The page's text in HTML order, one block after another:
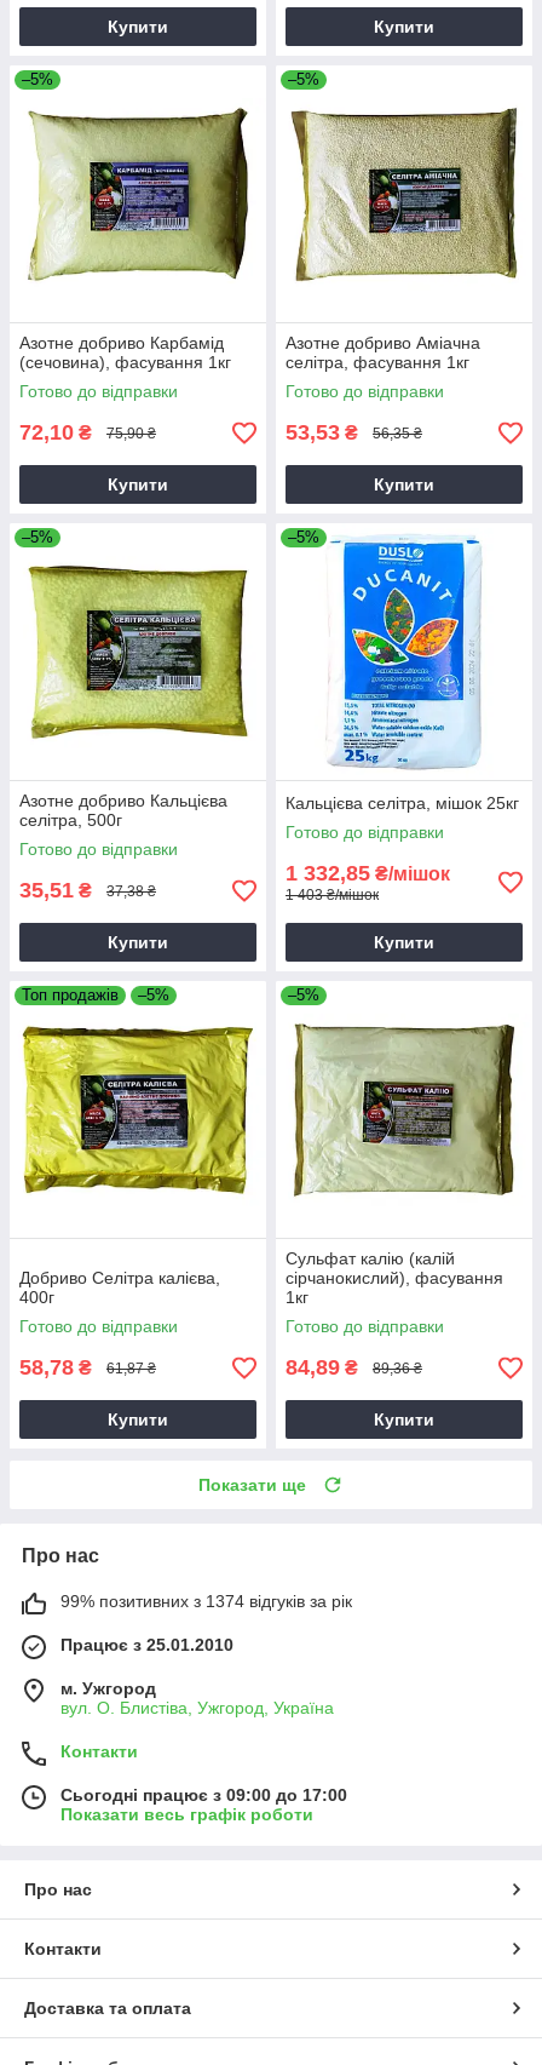
Купити Купити
–5%
Азотне добриво Карбамід
(сечовина), фасування 1кг
Готово до відправки
72,10 ₴ 75,90 ₴
Купити
–5%
Азотне добриво Аміачна
селітра, фасування 1кг
Готово до відправки
53,53 ₴ 56,35 ₴
Купити
–5%
Азотне добриво Кальцієва
селітра, 500г
Готово до відправки
35,51 ₴ 37,38 ₴
Купити
–5%
Кальцієва селітра, мішок 25кг
Готово до відправки
1 332,85 ₴/мішок
1 403 ₴/мішок
Купити
Топ продажів –5%
Добриво Селітра калієва,
400г
Готово до відправки
58,78 ₴ 61,87 ₴
Купити
–5%
Сульфат калію (калій
сірчанокислий), фасування
1кг
Готово до відправки
84,89 ₴ 89,36 ₴
Купити
Показати ще
Про нас
99% позитивних з 1374 відгуків за рік
Працює з 25.01.2010
м. Ужгород
вул. О. Блистіва, Ужгород, Україна
Контакти
Сьогодні працює з 09:00 до 17:00
Показати весь графік роботи
Про нас
Контакти
Доставка та оплата